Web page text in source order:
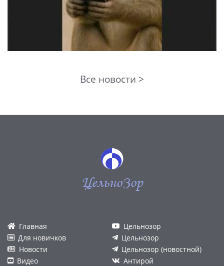
Все новости >
ЦельноЗор
Главная
Для новичков
Новости
Видео
Цельнозор
Цельнозор
Цельнозор (новостной)
Антирой